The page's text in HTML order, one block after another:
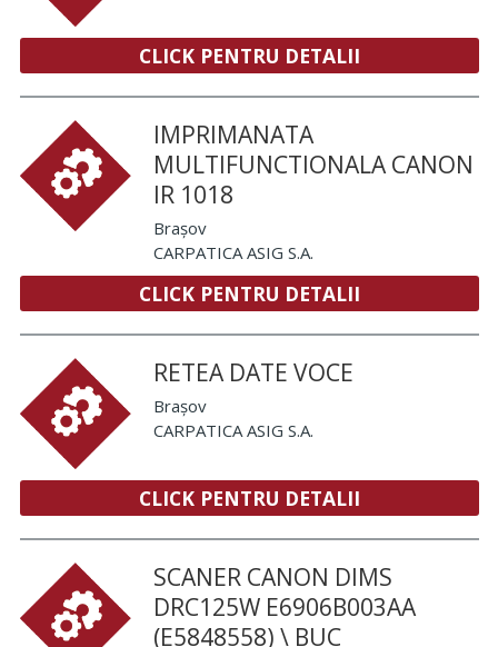
CLICK PENTRU DETALII
IMPRIMANATA
MULTIFUNCTIONALA CANON
IR 1018
Brașov
CARPATICA ASIG S.A.
CLICK PENTRU DETALII
RETEA DATE VOCE
Brașov
CARPATICA ASIG S.A.
CLICK PENTRU DETALII
SCANER CANON DIMS
DRC125W E6906B003AA
(E5848558) \ BUC